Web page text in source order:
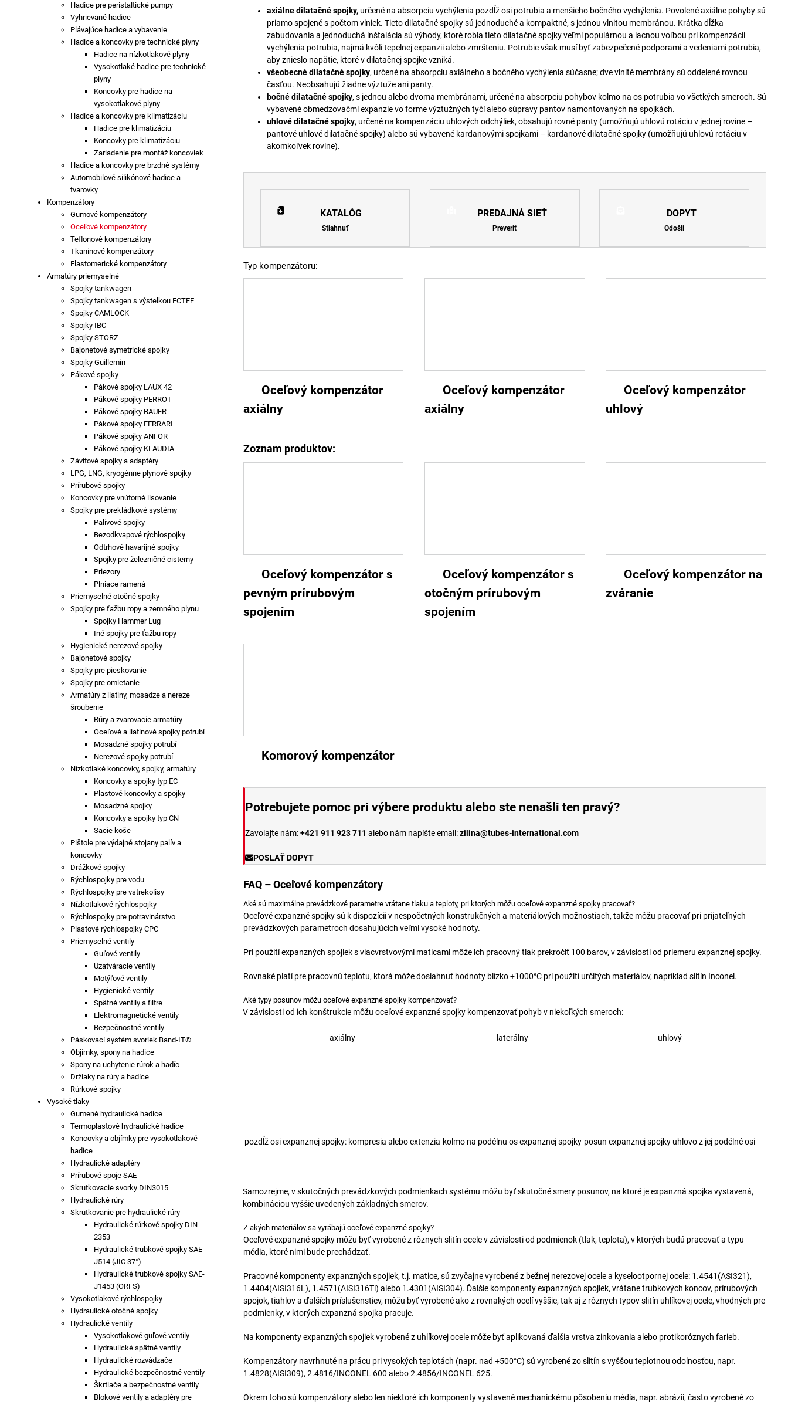
axiálne dilatačné spojky,určené na absorpciu vychýlenia pozdĺž osi potrubia a menšieho bočného vychýlenia. Povolené axiálne pohyby sú
priamo spojené s počtom vlniek. Tieto dilatačné spojky sú jednoduché a kompaktné, s jednou vlnitou membránou. Krátka dĺžka
zabudovania a jednoduchá inštalácia sú výhody, ktoré robia tieto dilatačné spojky veľmi populárnou a lacnou voľbou pri kompenzácii
vychýlenia potrubia, najmä kvôli tepelnej expanzii alebo zmršteniu. Potrubie však musí byť zabezpečené podporami a vedeniami potrubia,
aby znieslo napätie, ktoré v dilatačnej spojke vzniká.
všeobecné dilatačné spojky, určené na absorpciu axiálneho a bočného vychýlenia súčasne; dve vlnité membrány sú oddelené rovnou
časťou. Neobsahujú žiadne výztuže ani panty.
bočné dilatačné spojky, s jednou alebo dvoma membránami, určené na absorpciu pohybov kolmo na os potrubia vo všetkých smeroch. Sú
vybavené obmedzovačmi expanzie vo forme výztužných tyčí alebo súpravy pantov namontovaných na spojkách.
uhlové dilatačné spojky, určené na kompenzáciu uhlových odchýliek, obsahujú rovné panty (umožňujú uhlovú rotáciu v jednej rovine –
pantové uhlové dilatačné spojky) alebo sú vybavené kardanovými spojkami – kardanové dilatačné spojky (umožňujú uhlovú rotáciu v
akomkoľvek rovine).
KATALÓG
Stiahnuť
PREDAJNÁ SIEŤ
Preveriť
DOPYT
Odošli
Typ kompenzátoru:
Oceľový kompenzátor
axiálny
Oceľový kompenzátor
axiálny
Oceľový kompenzátor
uhlový
Zoznam produktov:
Oceľový kompenzátor s
pevným prírubovým
spojením
Oceľový kompenzátor s
otočným prírubovým
spojením
Oceľový kompenzátor na
zváranie
Komorový kompenzátor
Potrebujete pomoc pri výbere produktu alebo ste nenašli ten pravý?
Zavolajte nám:+421 911 923 711 alebo nám napíšte email:zilina@tubes-international.com
POSLAŤ DOPYT
FAQ – Oceľové kompenzátory
Aké sú maximálne prevádzkové parametre vrátane tlaku a teploty, pri ktorých môžu oceľové expanzné spojky pracovať?
Oceľové expanzné spojky sú k dispozícii v nespočetných konstrukčných a materiálových možnostiach, takže môžu pracovať pri prijateľných
prevádzkových parametroch dosahujúcich veľmi vysoké hodnoty.
Pri použití expanzných spojiek s viacvrstvovými maticami môže ich pracovný tlak prekročiť 100 barov, v závislosti od priemeru expanznej spojky.
Rovnaké platí pre pracovnú teplotu, ktorá môže dosiahnuť hodnoty blízko +1000°C pri použití určitých materiálov, napríklad slitín Inconel.
Aké typy posunov môžu oceľové expanzné spojky kompenzovať?
V závislosti od ich konštrukcie môžu oceľové expanzné spojky kompenzovať pohyb v niekoľkých smeroch:
axiálny laterálny uhlový
pozdĺž osi expanznej spojky: kompresia alebo extenzia kolmo na podélnu os expanznej spojky posun expanznej spojky uhlovo z jej podélné osi
Samozrejme, v skutočných prevádzkových podmienkach systému môžu byť skutočné smery posunov, na ktoré je expanzná spojka vystavená,
kombináciou vyššie uvedených základných smerov.
Z akých materiálov sa vyrábajú oceľové expanzné spojky?
Oceľové expanzné spojky môžu byť vyrobené z rôznych slitín ocele v závislosti od podmienok (tlak, teplota), v ktorých budú pracovať a typu
média, ktoré nimi bude prechádzať.
Pracovné komponenty expanzných spojiek, t.j. matice, sú zvyčajne vyrobené z bežnej nerezovej ocele a kyselootpornej ocele: 1.4541(ASI321),
1.4404(AISI316L), 1.4571(AISI316Ti) alebo 1.4301(AISI304). Ďalšie komponenty expanzných spojiek, vrátane trubkových koncov, prírubových
spojok, tiahlov a ďalších príslušenstiev, môžu byť vyrobené ako z rovnakých ocelí vyššie, tak aj z rôznych typov slitín uhlíkovej ocele, vhodných pre
podmienky, v ktorých expanzná spojka pracuje.
Na komponenty expanzných spojiek vyrobené z uhlíkovej ocele môže byť aplikovaná ďalšia vrstva zinkovania alebo protikoróznych farieb.
Kompenzátory navrhnuté na prácu pri vysokých teplotách (napr. nad +500°C) sú vyrobené zo slitín s vyššou teplotnou odolnosťou, napr.
1.4828(AISI309), 2.4816/INCONEL 600 alebo 2.4856/INCONEL 625.
Okrem toho sú kompenzátory alebo len niektoré ich komponenty vystavené mechanickému pôsobeniu média, napr. abrázii, často vyrobené zo
Hadice pre peristaltické pumpy
Vyhrievané hadice
Plávajúce hadice a vybavenie
Hadice a koncovky pre technické plyny
Hadice na nízkotlakové plyny
Vysokotlaké hadice pre technické
plyny
Koncovky pre hadice na
vysokotlakové plyny
Hadice a koncovky pre klimatizáciu
Hadice pre klimatizáciu
Koncovky pre klimatizáciu
Zariadenie pre montáž koncoviek
Hadice a koncovky pre brzdné systémy
Automobilové silikónové hadice a
tvarovky
Kompenzátory
Gumové kompenzátory
Oceľové kompenzátory
Teflonové kompenzátory
Tkaninové kompenzátory
Elastomerické kompenzátory
Armatúry priemyselné
Spojky tankwagen
Spojky tankwagen s výstelkou ECTFE
Spojky CAMLOCK
Spojky IBC
Spojky STORZ
Bajonetové symetrické spojky
Spojky Guillemin
Pákové spojky
Pákové spojky LAUX 42
Pákové spojky PERROT
Pákové spojky BAUER
Pákové spojky FERRARI
Pákové spojky ANFOR
Pákové spojky KLAUDIA
Závitové spojky a adaptéry
LPG, LNG, kryogénne plynové spojky
Prírubové spojky
Koncovky pre vnútorné lisovanie
Spojky pre prekládkové systémy
Palivové spojky
Bezodkvapové rýchlospojky
Odtrhové havarijné spojky
Spojky pre železničné cisterny
Priezory
Plniace ramená
Priemyselné otočné spojky
Spojky pre ťažbu ropy a zemného plynu
Spojky Hammer Lug
Iné spojky pre ťažbu ropy
Hygienické nerezové spojky
Bajonetové spojky
Spojky pre pieskovanie
Spojky pre omietanie
Armatúry z liatiny, mosadze a nereze –
šroubenie
Rúry a zvarovacie armatúry
Oceľové a liatinové spojky potrubí
Mosadzné spojky potrubí
Nerezové spojky potrubí
Nízkotlaké koncovky, spojky, armatúry
Koncovky a spojky typ EC
Plastové koncovky a spojky
Mosadzné spojky
Koncovky a spojky typ CN
Sacie koše
Pištole pre výdajné stojany palív a
koncovky
Drážkové spojky
Rýchlospojky pre vodu
Rýchlospojky pre vstrekolisy
Nízkotlakové rýchlospojky
Rýchlospojky pre potravinárstvo
Plastové rýchlospojky CPC
Priemyselné ventily
Guľové ventily
Uzatváracie ventily
Motýľové ventily
Hygienické ventily
Spätné ventily a filtre
Elektromagnetické ventily
Bezpečnostné ventily
Páskovací systém svoriek Band-IT®
Objímky, spony na hadice
Spony na uchytenie rúrok a hadíc
Držiaky na rúry a hadíce
Rúrkové spojky
Vysoké tlaky
Gumené hydraulické hadice
Termoplastové hydraulické hadice
Koncovky a objímky pre vysokotlakové
hadice
Hydraulické adaptéry
Prírubové spoje SAE
Skrutkovacie svorky DIN3015
Hydraulické rúry
Skrutkovanie pre hydraulické rúry
Hydraulické rúrkové spojky DIN
2353
Hydraulické trubkové spojky SAE-
J514 (JIC 37°)
Hydraulické trubkové spojky SAE-
J1453 (ORFS)
Vysokotlakové rýchlospojky
Hydraulické otočné spojky
Hydraulické ventily
Vysokotlakové guľové ventily
Hydraulické spätné ventily
Hydraulické rozvádzače
Hydraulické bezpečnostné ventily
Škrtiače a bezpečnostné ventily
Blokové ventily a adaptéry pre